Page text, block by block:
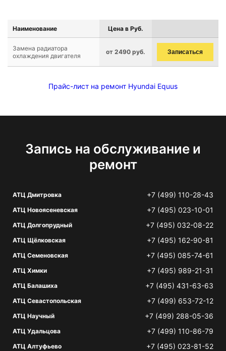
Наименование Цена в Руб.
Замена радиатора
охлаждения двигателя
от 2490 руб. Записаться
Прайс-лист на ремонт Hyundai Equus
Запись на обслуживание и
ремонт
АТЦ Дмитровка +7 (499) 110-28-43
АТЦ Новоясеневская +7 (495) 023-10-01
АТЦ Долгопрудный +7 (495) 032-08-22
АТЦ Щёлковская +7 (495) 162-90-81
АТЦ Семеновская +7 (495) 085-74-61
АТЦ Химки +7 (495) 989-21-31
АТЦ Балашиха +7 (495) 431-63-63
АТЦ Севастопольская +7 (499) 653-72-12
АТЦ Научный +7 (499) 288-05-36
АТЦ Удальцова +7 (499) 110-86-79
АТЦ Алтуфьево +7 (495) 023-81-52